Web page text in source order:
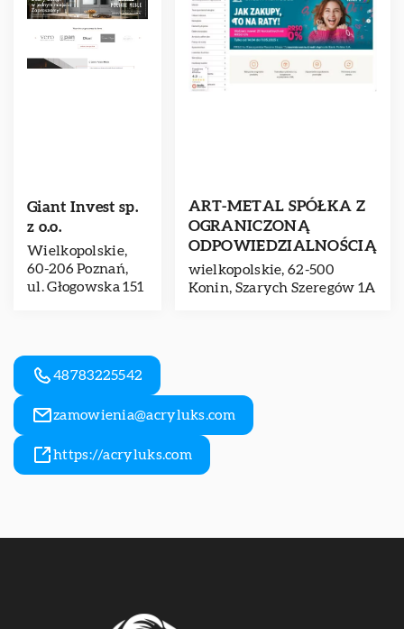
Giant Invest sp.
z o.o.
Wielkopolskie,
60-206 Poznań,
ul. Głogowska 151
ART-METAL SPÓŁKA Z
OGRANICZONĄ
ODPOWIEDZIALNOŚCIĄ
wielkopolskie, 62-500
Konin, Szarych Szeregów 1A
48783225542
zamowienia@acryluks.com
https://acryluks.com